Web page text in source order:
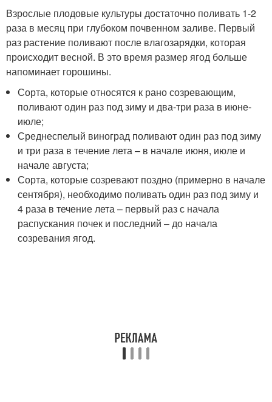
Взрослые плодовые культуры достаточно поливать 1-2
раза в месяц при глубоком почвенном заливе. Первый
раз растение поливают после влагозарядки, которая
происходит весной. В это время размер ягод больше
напоминает горошины.
Сорта, которые относятся к рано созревающим,
поливают один раз под зиму и два-три раза в июне-
июле;
Среднеспелый виноград поливают один раз под зиму
и три раза в течение лета – в начале июня, июле и
начале августа;
Сорта, которые созревают поздно (примерно в начале
сентября), необходимо поливать один раз под зиму и
4 раза в течение лета – первый раз с начала
распускания почек и последний – до начала
созревания ягод.